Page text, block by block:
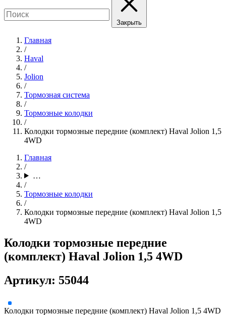
Закрыть
Главная
/
Haval
/
Jolion
/
Тормозная система
/
Тормозные колодки
/
Колодки тормозные передние (комплект) Haval Jolion 1,5
4WD
Главная
/
…
/
Тормозные колодки
/
Колодки тормозные передние (комплект) Haval Jolion 1,5
4WD
Колодки тормозные передние
(комплект) Haval Jolion 1,5 4WD
Артикул: 55044
Колодки тормозные передние (комплект) Haval Jolion 1,5 4WD